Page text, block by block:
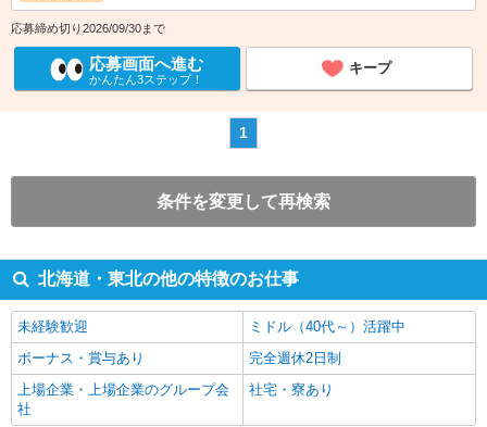
応募締め切り2026/09/30まで
応募画面へ進む
かんたん3ステップ！
キープ
1
条件を変更して再検索
北海道・東北の他の特徴のお仕事
未経験歓迎
ミドル（40代～）活躍中
ボーナス・賞与あり
完全週休2日制
上場企業・上場企業のグループ会
社
社宅・寮あり